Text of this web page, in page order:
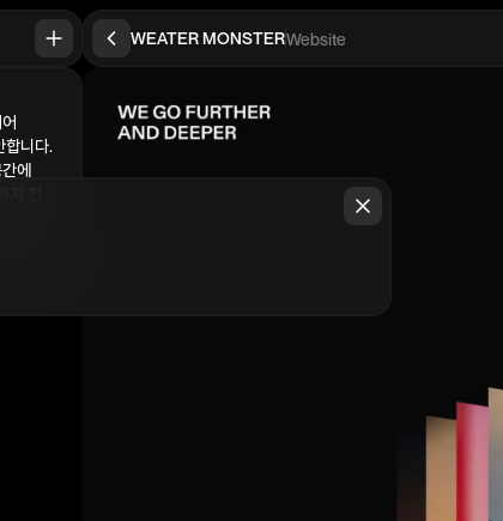
합니다.
에
WEATER MONSTERWebsite